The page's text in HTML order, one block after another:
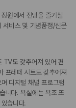
원에서 전망을 즐기실
서비스 및 기념품점/신문
TV도 갖추어져 있어 편
프레떼 시트도 갖추어져
디지털 채널 프로그램
니다. 욕실에는 욕조 또
습니다.